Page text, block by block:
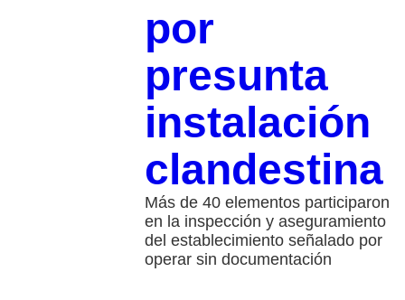
por
presunta
instalación
clandestina
Más de 40 elementos participaron
en la inspección y aseguramiento
del establecimiento señalado por
operar sin documentación